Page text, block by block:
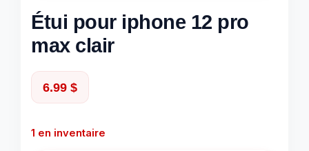
Étui pour iphone 12 pro
max clair
6.99 $
1 en inventaire